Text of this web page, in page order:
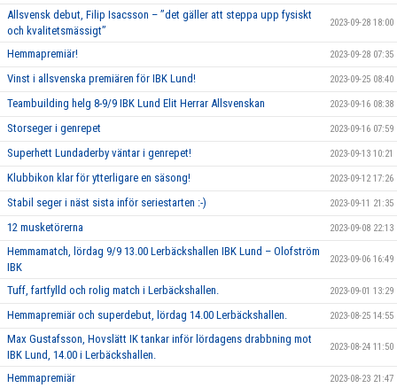
Allsvensk debut, Filip Isacsson – ’’det gäller att steppa upp fysiskt
och kvalitetsmässigt’’
2023-09-28 18:00
Hemmapremiär! 2023-09-28 07:35
Vinst i allsvenska premiären för IBK Lund! 2023-09-25 08:40
Teambuilding helg 8-9/9 IBK Lund Elit Herrar Allsvenskan 2023-09-16 08:38
Storseger i genrepet 2023-09-16 07:59
Superhett Lundaderby väntar i genrepet! 2023-09-13 10:21
Klubbikon klar för ytterligare en säsong! 2023-09-12 17:26
Stabil seger i näst sista inför seriestarten :-) 2023-09-11 21:35
12 musketörerna 2023-09-08 22:13
Hemmamatch, lördag 9/9 13.00 Lerbäckshallen IBK Lund – Olofström
IBK
2023-09-06 16:49
Tuff, fartfylld och rolig match i Lerbäckshallen. 2023-09-01 13:29
Hemmapremiär och superdebut, lördag 14.00 Lerbäckshallen. 2023-08-25 14:55
Max Gustafsson, Hovslätt IK tankar inför lördagens drabbning mot
IBK Lund, 14.00 i Lerbäckshallen.
2023-08-24 11:50
Hemmapremiär 2023-08-23 21:47